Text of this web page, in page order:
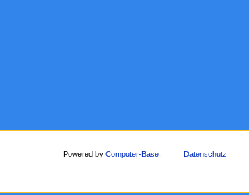
Powered byComputer-Base Datenschutz